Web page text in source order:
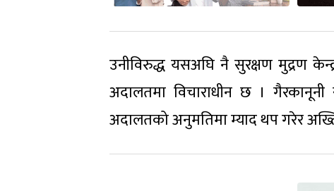
उनीविरुद्ध यसअघि नै सुरक्षण मुद्रण
अदालतमा विचाराधीन छ ।
अदालतको अनुमतिमा म्याद थप गरेर